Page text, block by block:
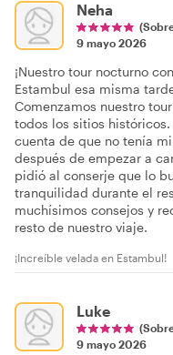
Neha
9 mayo 2026
¡Nuestro tour nocturno
Estambul esa misma
Comenzamos nuestro
todos los sitios históricos.
cuenta de que no tenía
después de empezar a
pidió al conserje que lo
tranquilidad durante el
muchísimos consejos y
resto de nuestro viaje.
¡Increíble velada en Estambul!
Luke
9 mayo 2026